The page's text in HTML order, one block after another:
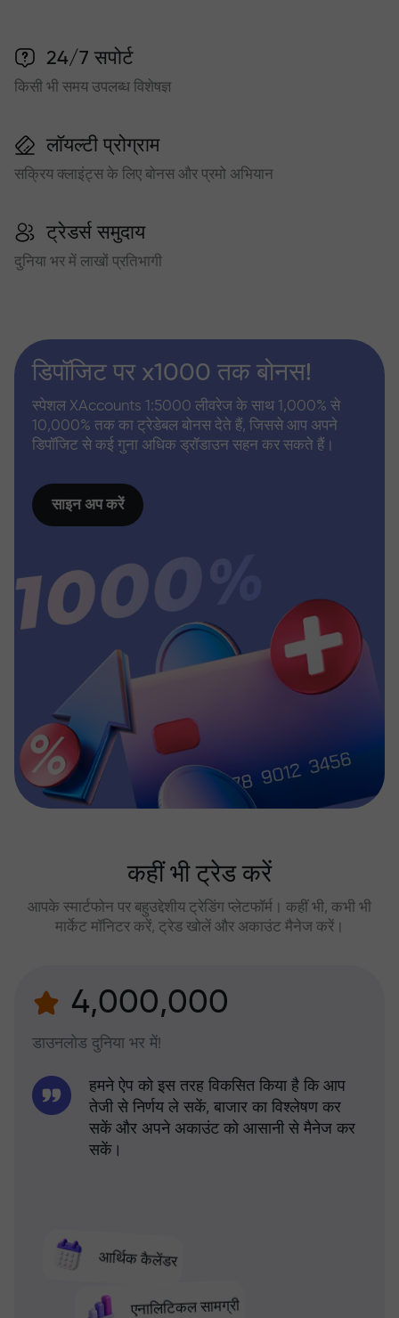
24/7 सपोर्ट
किसी भी समय उपलब्ध विशेषज्ञ
लॉयल्टी प्रोग्राम
सक्रिय क्लाइंट्स के लिए बोनस और प्रमो अभियान
ट्रेडर्स समुदाय
दुनिया भर में लाखों प्रतिभागी
डिपॉजिट पर x1000 तक बोनस!
स्पेशल XAccounts 1:5000 लीवरेज के साथ 1,000% से
10,000% तक का ट्रेडेबल बोनस देते हैं, जिससे आप अपने
डिपॉजिट से कई गुना अधिक ड्रॉडाउन सहन कर सकते हैं।
साइन अप करें
कहीं भी ट्रेड करें
आपके स्मार्टफोन पर बहुउद्देशीय ट्रेडिंग प्लेटफॉर्म। कहीं भी, कभी भी
मार्केट मॉनिटर करें, ट्रेड खोलें और अकाउंट मैनेज करें।
4,000,000
डाउनलोड दुनिया भर में!
आर्थिक कैलेंडर
एनालिटिकल सामग्री
हमने ऐप को इस तरह विकसित किया है कि आप
तेजी से निर्णय ले सकें, बाजार का विश्लेषण कर
सकें और अपने अकाउंट को आसानी से मैनेज कर
सकें।